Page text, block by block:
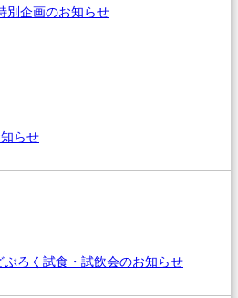
別企画のお知らせ
らせ
ろく試食・試飲会のお知らせ